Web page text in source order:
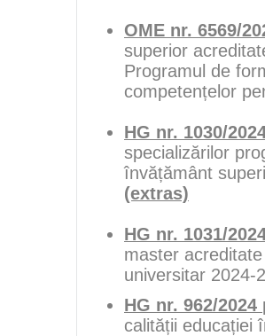
OME nr. 6569/
superior
Programul de
competențelor
HG nr. 1030/
specializărilor
învățământ
(extras)
HG nr. 1031/
master
universitar 2024-
HG nr. 962/2024
calității educației